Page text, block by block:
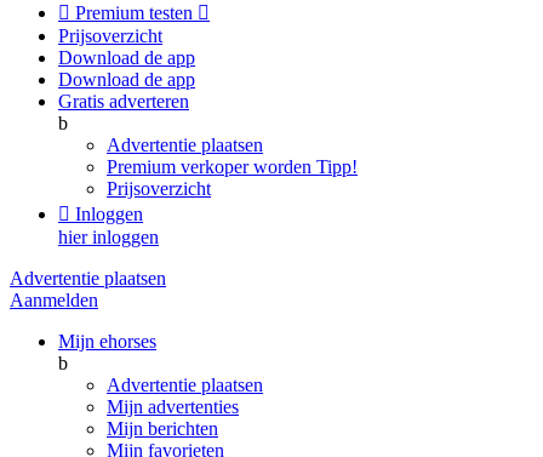
 Premium testen 
Prijsoverzicht
Download de app
Download de app
Gratis adverteren
b
Advertentie plaatsen
Premium verkoper worden Tipp!
Prijsoverzicht
 Inloggen
hier inloggen
Advertentie plaatsen
Aanmelden
Mijn ehorses
b
Advertentie plaatsen
Mijn advertenties
Mijn berichten
Mijn favorieten